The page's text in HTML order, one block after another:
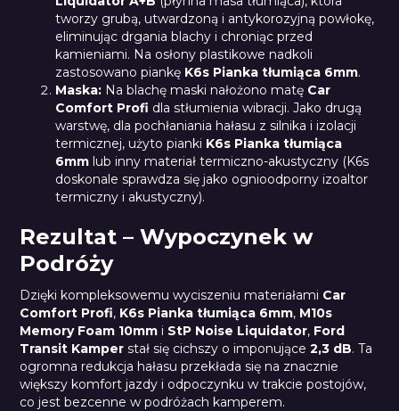
tworzy grubą, utwardzoną i antykorozyjną powłokę,
eliminując drgania blachy i chroniąc przed
kamieniami. Na osłony plastikowe nadkoli
zastosowano piankę K6s Pianka tłumiąca 6mm.
Maska: Na blachę maski nałożono matę Car
Comfort Profi dla stłumienia wibracji. Jako drugą
warstwę, dla pochłaniania hałasu z silnika i izolacji
termicznej, użyto pianki K6s Pianka tłumiąca
6mm lub inny materiał termiczno-akustyczny (K6s
doskonale sprawdza się jako ognioodporny izoaltor
termiczny i akustyczny).
Rezultat – Wypoczynek w
Podróży
Dzięki kompleksowemu wyciszeniu materiałami Car
Comfort Profi, K6s Pianka tłumiąca 6mm, M10s
Memory Foam 10mm i StP Noise Liquidator, Ford
Transit Kamper stał się cichszy o imponujące2,3 dB. Ta
ogromna redukcja hałasu przekłada się na znacznie
większy komfort jazdy i odpoczynku w trakcie postojów,
co jest bezcenne w podróżach kamperem.